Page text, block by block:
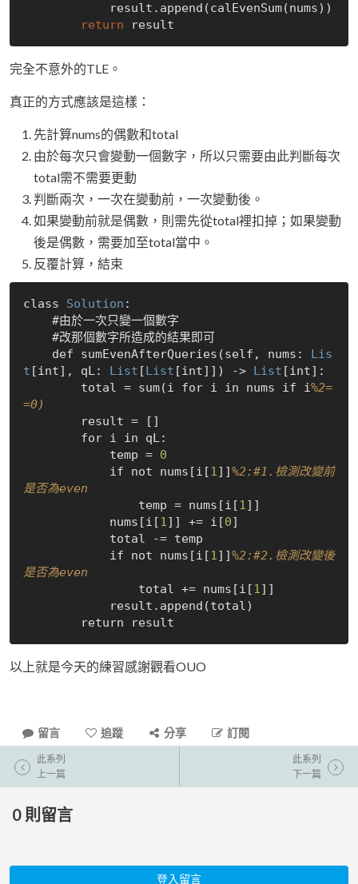
return
完全不意外的TLE。
真正的方式應該是這樣：
先計算nums的偶數和total
由於每次只會變動一個數字，所以只需要由此判斷每次
total需不需要更動
判斷兩次，一次在變動前，一次變動後。
如果變動前就是偶數，則需先從total裡扣掉；如果變動
後是偶數，需要加至total當中。
反覆計算，結束
class Solution :
    def sumEvenAfterQueries(self, nums:
Lis
t [int], qL: List [List [int]]) -> List [int]:
        total = sum(i for i in nums if i
%2=
=0)
            temp =
0
            if not nums[i[
1]]%2:#1.檢測改變前
是否為even
                temp = nums[i[
1]]
            nums[i[
1]] += i[0]
            if not nums[i[
1]]%2:#2.檢測改變後
是否為even
                total += nums[i[
1]]
以上就是今天的練習感謝觀看OUO
留言 追蹤 分享 訂閱
此系列
上一篇
此系列
下一篇
0 則留言
登入留言